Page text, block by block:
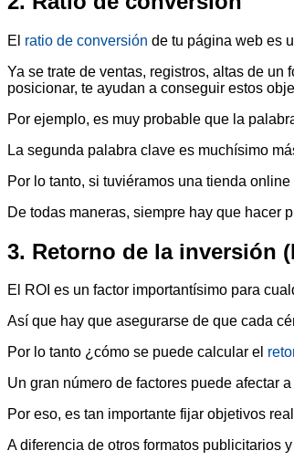
El ratio de conversión de tu página web es
Ya se trate de ventas, registros, altas de
posicionar, te ayudan a conseguir estos
Por ejemplo, es muy probable que la
La segunda palabra clave es muchísimo
Por lo tanto, si tuviéramos una tienda
De todas maneras, siempre hay que hacer
3. Retorno de la inversión
El ROI es un factor importantísimo para
Así que hay que asegurarse de que cada
Por lo tanto ¿cómo se puede calcular el
Un gran número de factores puede afectar
Por eso, es tan importante fijar objetivos
A diferencia de otros formatos publicitarios